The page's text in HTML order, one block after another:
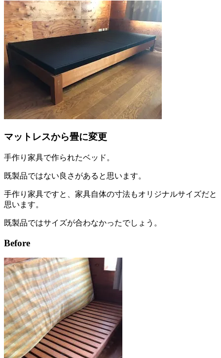
マットレスから畳に変更
手作り家具で作られたベッド。
既製品ではない良さがあると思います。
手作り家具ですと、家具自体の寸法もオリジナルサイズだと
思います。
既製品ではサイズが合わなかったでしょう。
Before